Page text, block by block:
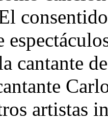
cantante
artistas